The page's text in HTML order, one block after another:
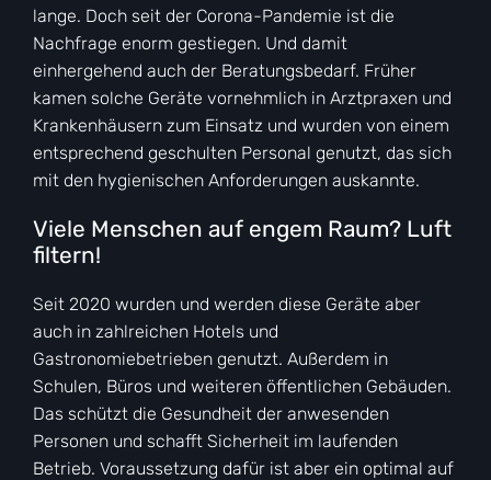
lange. Doch seit der Corona-Pandemie ist die
Nachfrage enorm gestiegen. Und damit
einhergehend auch der Beratungsbedarf. Früher
kamen solche Geräte vornehmlich in Arztpraxen und
Krankenhäusern zum Einsatz und wurden von einem
entsprechend geschulten Personal genutzt, das sich
mit den hygienischen Anforderungen auskannte.
Viele Menschen auf engem Raum? Luft
filtern!
Seit 2020 wurden und werden diese Geräte aber
auch in zahlreichen Hotels und
Gastronomiebetrieben genutzt. Außerdem in
Schulen, Büros und weiteren öffentlichen Gebäuden.
Das schützt die Gesundheit der anwesenden
Personen und schafft Sicherheit im laufenden
Betrieb. Voraussetzung dafür ist aber ein optimal auf